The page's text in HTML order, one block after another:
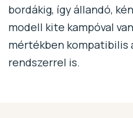
bordákig, így állandó,
modell kite kampóval
mértékben kompatibilis
rendszerrel is.